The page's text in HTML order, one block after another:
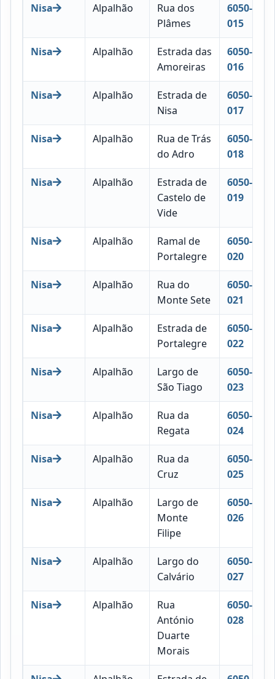
Nisa Alpalhão
Rua dos
Plâmes
6050-
015
Nisa Alpalhão
Estrada das
Amoreiras
6050-
016
Nisa Alpalhão
Estrada de
Nisa
6050-
017
Nisa Alpalhão
Rua de Trás
do Adro
6050-
018
Nisa Alpalhão
Estrada de
Castelo de
Vide
6050-
019
Nisa Alpalhão
Ramal de
Portalegre
6050-
020
Nisa Alpalhão
Rua do
Monte Sete
6050-
021
Nisa Alpalhão
Estrada de
Portalegre
6050-
022
Nisa Alpalhão
Largo de
São Tiago
6050-
023
Nisa Alpalhão
Rua da
Regata
6050-
024
Nisa Alpalhão
Rua da
Cruz
6050-
025
Nisa Alpalhão
Largo de
Monte
Filipe
6050-
026
Nisa Alpalhão
Largo do
Calvário
6050-
027
Nisa Alpalhão
Rua
António
Duarte
Morais
6050-
028